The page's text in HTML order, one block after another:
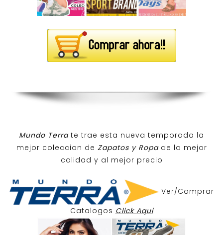
Mundo Terra te trae esta nueva temporada la
mejor coleccion de Zapatos y Ropa de la mejor
calidad y al mejor precio
Ver/Comprar
Catalogos Click Aqui